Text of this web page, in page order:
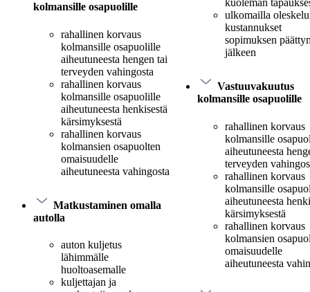
kolmansille osapuolille
rahallinen korvaus
kolmansille osapuolille
aiheutuneesta hengen tai
terveyden vahingosta
rahallinen korvaus
kolmansille osapuolille
aiheutuneesta henkisestä
kärsimyksestä
rahallinen korvaus
kolmansien osapuolten
omaisuudelle
aiheutuneesta vahingosta
Matkustaminen omalla
autolla
auton kuljetus
lähimmälle
huoltoasemalle
kuljettajan ja
kuoleman
ulkomailla
kustannukset
sopimuksen
jälkeen
Vastuuvakuutus
kolmansille osapuolille
rahallinen korvaus
kolmansille
aiheutuneesta
terveyden
rahallinen korvaus
kolmansille
aiheutuneesta
kärsimyksestä
rahallinen korvaus
kolmansien
omaisuudelle
aiheutuneesta